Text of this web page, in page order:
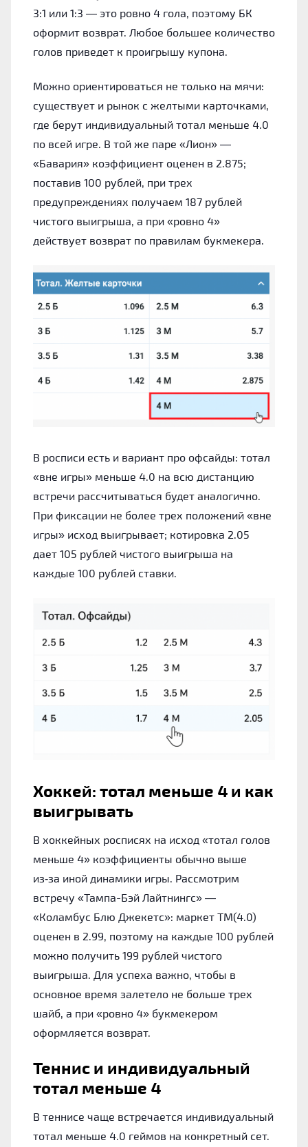
3:1 или 1:3 — это ровно 4 гола, поэтому БК
оформит возврат. Любое большее количество
голов приведет к проигрышу купона.
Можно ориентироваться не только на мячи:
существует и рынок с желтыми карточками,
где берут индивидуальный тотал меньше 4.0
по всей игре. В той же паре «Лион» —
«Бавария» коэффициент оценен в 2.875;
поставив 100 рублей, при трех
предупреждениях получаем 187 рублей
чистого выигрыша, а при «ровно 4»
действует возврат по правилам букмекера.
В росписи есть и вариант про офсайды: тотал
«вне игры» меньше 4.0 на всю дистанцию
встречи рассчитываться будет аналогично.
При фиксации не более трех положений «вне
игры» исход выигрывает; котировка 2.05
дает 105 рублей чистого выигрыша на
каждые 100 рублей ставки.
Хоккей: тотал меньше 4 и как
выигрывать
В хоккейных росписях на исход «тотал голов
меньше 4» коэффициенты обычно выше
из‑за иной динамики игры. Рассмотрим
встречу «Тампа-Бэй Лайтнингс» —
«Коламбус Блю Джекетс»: маркет ТМ(4.0)
оценен в 2.99, поэтому на каждые 100 рублей
можно получить 199 рублей чистого
выигрыша. Для успеха важно, чтобы в
основное время залетело не больше трех
шайб, а при «ровно 4» букмекером
оформляется возврат.
Теннис и индивидуальный
тотал меньше 4
В теннисе чаще встречается индивидуальный
тотал меньше 4.0 геймов на конкретный сет.